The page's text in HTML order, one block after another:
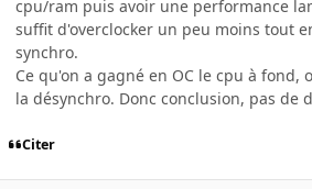
cpu/ram puis avoir une performance
suffit d'overclocker un peu moins tout
synchro.
Ce qu'on a gagné en OC le cpu à fond,
la désynchro. Donc conclusion, pas de
Citer